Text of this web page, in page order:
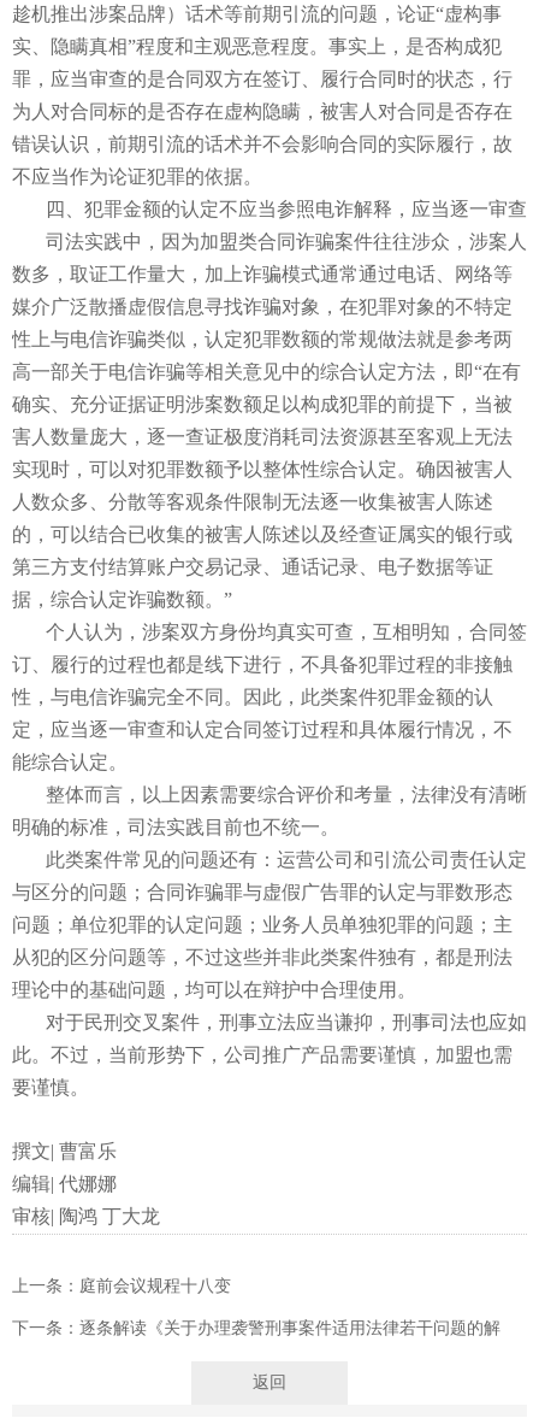
趁机推出涉案品牌）话术等前期引流的问题，论证“虚构事
实、隐瞒真相”程度和主观恶意程度。事实上，是否构成犯
罪，应当审查的是合同双方在签订、履行合同时的状态，行
为人对合同标的是否存在虚构隐瞒，被害人对合同是否存在
错误认识，前期引流的话术并不会影响合同的实际履行，故
不应当作为论证犯罪的依据。
四、犯罪金额的认定不应当参照电诈解释，应当逐一审查
司法实践中，因为加盟类合同诈骗案件往往涉众，涉案人
数多，取证工作量大，加上诈骗模式通常通过电话、网络等
媒介广泛散播虚假信息寻找诈骗对象，在犯罪对象的不特定
性上与电信诈骗类似，认定犯罪数额的常规做法就是参考两
高一部关于电信诈骗等相关意见中的综合认定方法，即“在有
确实、充分证据证明涉案数额足以构成犯罪的前提下，当被
害人数量庞大，逐一查证极度消耗司法资源甚至客观上无法
实现时，可以对犯罪数额予以整体性综合认定。确因被害人
人数众多、分散等客观条件限制无法逐一收集被害人陈述
的，可以结合已收集的被害人陈述以及经查证属实的银行或
第三方支付结算账户交易记录、通话记录、电子数据等证
据，综合认定诈骗数额。”
个人认为，涉案双方身份均真实可查，互相明知，合同签
订、履行的过程也都是线下进行，不具备犯罪过程的非接触
性，与电信诈骗完全不同。因此，此类案件犯罪金额的认
定，应当逐一审查和认定合同签订过程和具体履行情况，不
能综合认定。
整体而言，以上因素需要综合评价和考量，法律没有清晰
明确的标准，司法实践目前也不统一。
此类案件常见的问题还有：运营公司和引流公司责任认定
与区分的问题；合同诈骗罪与虚假广告罪的认定与罪数形态
问题；单位犯罪的认定问题；业务人员单独犯罪的问题；主
从犯的区分问题等，不过这些并非此类案件独有，都是刑法
理论中的基础问题，均可以在辩护中合理使用。
对于民刑交叉案件，刑事立法应当谦抑，刑事司法也应如
此。不过，当前形势下，公司推广产品需要谨慎，加盟也需
要谨慎。
撰文| 曹富乐
编辑| 代娜娜
审核| 陶鸿 丁大龙
上一条：庭前会议规程十八变
下一条：逐条解读《关于办理袭警刑事案件适用法律若干问题的解
返回